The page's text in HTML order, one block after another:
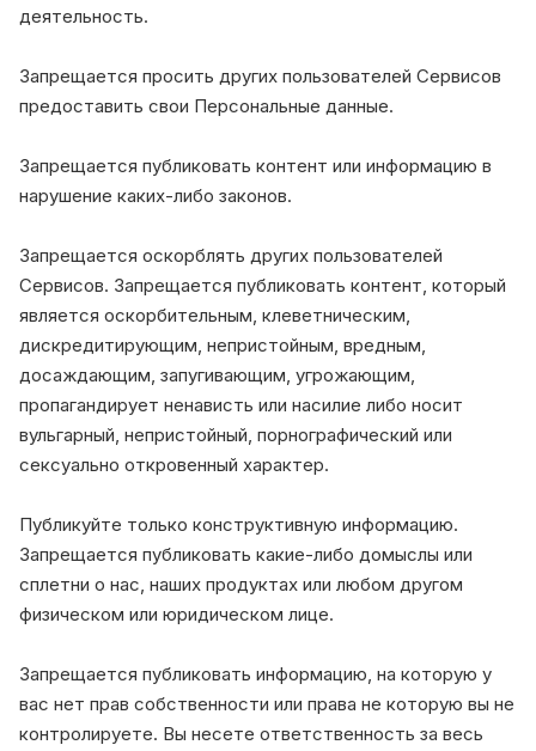
деятельность.
Запрещается просить других пользователей Сервисов
предоставить свои Персональные данные.
Запрещается публиковать контент или информацию в
нарушение каких-либо законов.
Запрещается оскорблять других пользователей
Сервисов. Запрещается публиковать контент, который
является оскорбительным, клеветническим,
дискредитирующим, непристойным, вредным,
досаждающим, запугивающим, угрожающим,
пропагандирует ненависть или насилие либо носит
вульгарный, непристойный, порнографический или
сексуально откровенный характер.
Публикуйте только конструктивную информацию.
Запрещается публиковать какие-либо домыслы или
сплетни о нас, наших продуктах или любом другом
физическом или юридическом лице.
Запрещается публиковать информацию, на которую у
вас нет прав собственности или права не которую вы не
контролируете. Вы несете ответственность за весь